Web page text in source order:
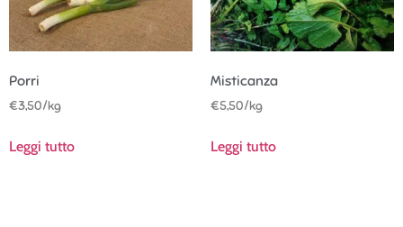
Porri
€3,50/kg
Leggi tutto
Misticanza
€5,50/kg
Leggi tutto